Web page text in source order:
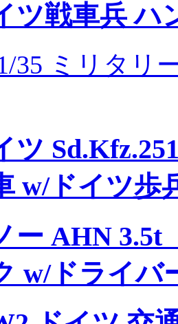
ツ戦車兵
35 ミリタリ
ツ
w/ドイツ歩
ー AHN 3.5t
w/ドライバ